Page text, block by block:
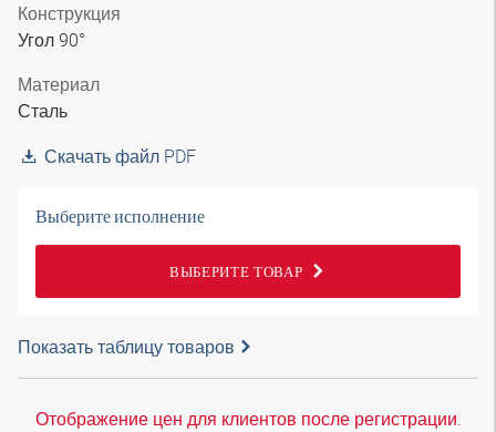
Конструкция
Угол 90°
Материал
Сталь
Скачать файл PDF
Выберите исполнение
ВЫБЕРИТЕ ТОВАР
Показать таблицу товаров
Отображение цен для клиентов после регистрации.